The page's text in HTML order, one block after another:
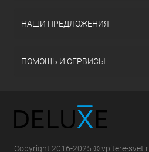
НАШИ ПРЕДЛОЖЕНИЯ
ПОМОЩЬ И СЕРВИСЫ
Copyright 2016-2025 © vpitere-